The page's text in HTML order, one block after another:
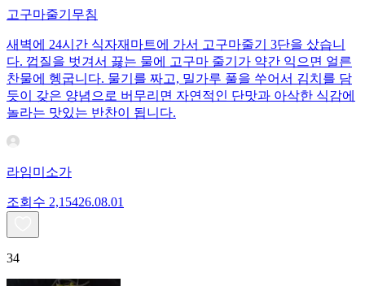
고구마줄기무침
새벽에 24시간 식자재마트에 가서 고구마줄기 3단을 샀습니
다. 껍질을 벗겨서 끓는 물에 고구마 줄기가 약간 익으면 얼른
찬물에 헹굽니다. 물기를 짜고, 밀가루 풀을 쑤어서 김치를 담
듯이 갖은 양념으로 버무리면 자연적인 단맛과 아삭한 식감에
놀라는 맛있는 반찬이 됩니다.
라임미소가
조회수 2,15426.08.01
34